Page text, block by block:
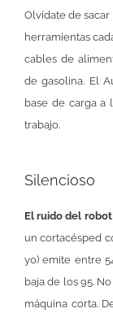
Olvídate de
herramientas
cables de
de gasolina. El
base de carga a
trabajo.
Silencioso
El ruido del
un cortacésped
yo) emite entre
baja de los 95.
máquina corta.